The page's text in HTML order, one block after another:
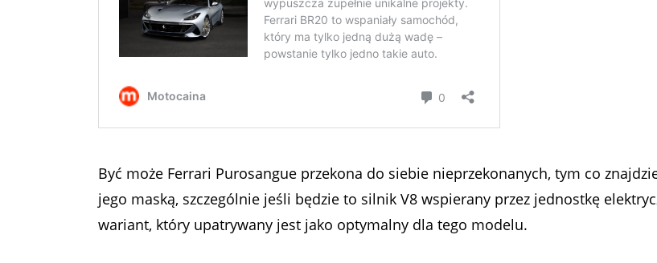
Być może Ferrari Purosangue przekona do siebie nieprzekonanych, tym co
jego maską, szczególnie jeśli będzie to silnik V8 wspierany przez jednostkę
wariant, który upatrywany jest jako optymalny dla tego modelu.